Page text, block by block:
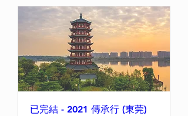
已完結 - 2021 傳承行 (東莞)